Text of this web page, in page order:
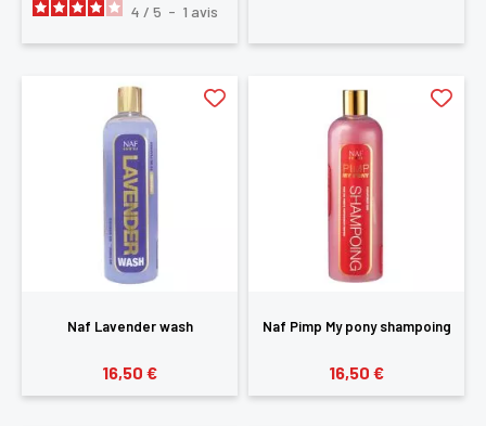
4 / 5 - 1 avis
Naf Lavender wash
16,50 €
Naf Pimp My pony shampoing
16,50 €